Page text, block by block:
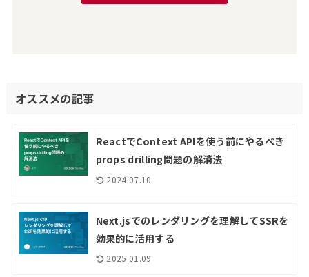
オススメの記事
ReactでContext APIを使う前にやるべき
props drilling問題の解消法
2024.07.10
Next.jsでのレンダリングを理解してSSRを
効果的に活用する
2025.01.09